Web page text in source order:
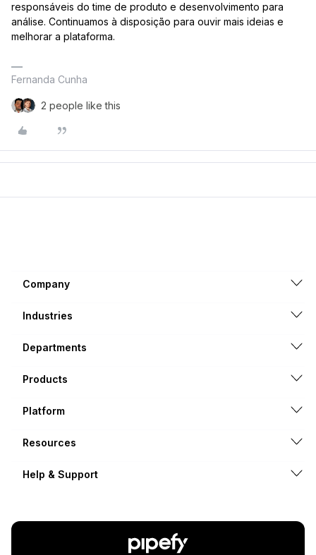
responsáveis do time de produto e desenvolvimento para
análise. Continuamos à disposição para ouvir mais ideias e
melhorar a plataforma.
Fernanda Cunha
2 people like this
Company
Industries
Departments
Products
Platform
Resources
Help & Support